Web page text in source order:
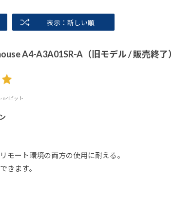
表示：新しい順
A4-A3A01SR-A（旧モデル / 販売終了）
64ビット
モート環境の両方の使用に耐える。
きます。